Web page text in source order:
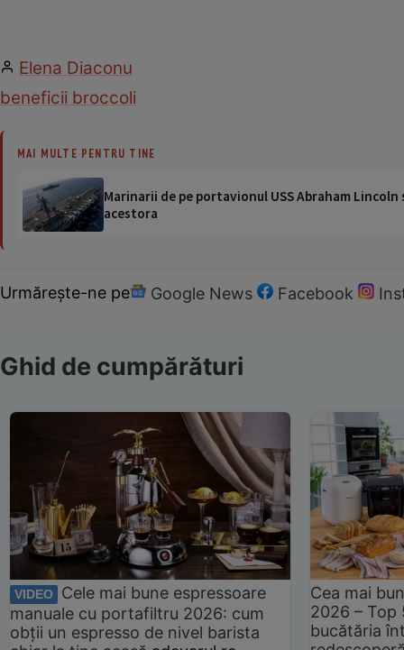
Elena Diaconu
beneficii broccoli
MAI MULTE PENTRU TINE
Marinarii de pe portavionul USS Abraham
acestora
Urmărește-ne pe Google News Facebook
Ghid de cumpărături
VIDEO
Cele mai bune espressoare
manuale cu portafiltru 2026: cum
obții un espresso de nivel barista
Cea mai
2026 –
bucătăria